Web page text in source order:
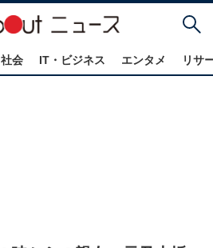
社会 IT・ビジネス エンタメ リサ